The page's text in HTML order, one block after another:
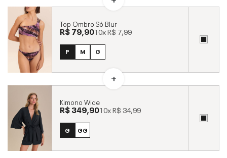
Top Ombro Só Blur
R$ 79,9010xR$ 7,99
P M G
Kimono Wide
R$ 349,9010xR$ 34,99
G GG